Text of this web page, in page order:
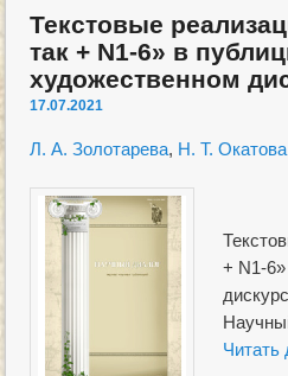
Текстовые
так + N1-6» в
художественном
17.07.2021
Л. А. Золотарева, Н. Т. Окатова
+ N1-
Читать